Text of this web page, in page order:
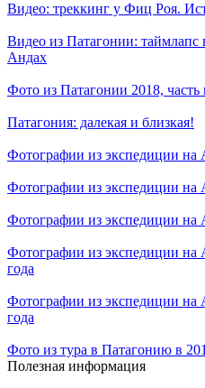
Видео: треккинг у Фиц Роя.
Видео из Патагонии:
Андах
Фото из Патагонии 2018, часть
Патагония: далекая и близкая!
Фотографии из экспедиции на
Фотографии из экспедиции на
Фотографии из экспедиции на
Фотографии из экспедиции на
года
Фотографии из экспедиции на
года
Фото из тура в Патагонию в
Полезная информация